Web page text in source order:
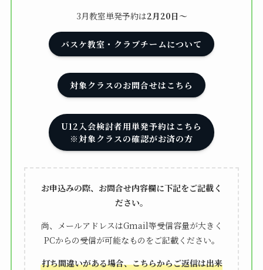
3月教室単発予約は2月20日～
バスケ教室・クラブチームについて
対象クラスのお問合せはこちら
U12入会検討者用単発予約はこちら
※対象クラスの確認がお済の方
お申込みの際、お問合せ内容欄に下記をご記載く
ださい。
尚、メールアドレスはGmail等受信容量が大きく
PCからの受信が可能なものをご記載ください。
打ち間違いがある場合、こちらからご返信は出来